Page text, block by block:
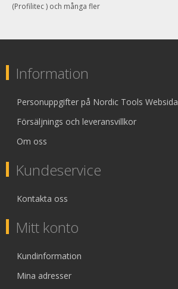
(Profilitec ) och många fler
Information
Personuppgifter på Nordic Tools Websida
Försäljnings och leveransvillkor
Om oss
Kundeservice
Kontakta oss
Mitt konto
Kundinformation
Mina adresser